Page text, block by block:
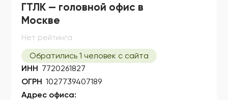
ГТЛК — головной офис в
Москве
Нет рейтинга
Обратились 1 человек с сайта
ИНН 7720261827
ОГРН 1027739407189
Адрес офиса: